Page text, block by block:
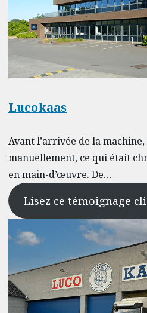
Lucokaas
Avant l’arrivée de la
manuellement, ce qui était
en main-d’œuvre. De…
Lisez ce témoignage